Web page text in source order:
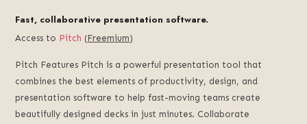
Fast, collaborative presentation software.
Access to Pitch (Freemium)
Pitch Features Pitch is a powerful presentation tool that
combines the best elements of productivity, design, and
presentation software to help fast-moving teams create
beautifully designed decks in just minutes. Collaborate